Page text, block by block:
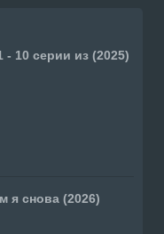
- 10 серии из (2025)
я снова (2026)